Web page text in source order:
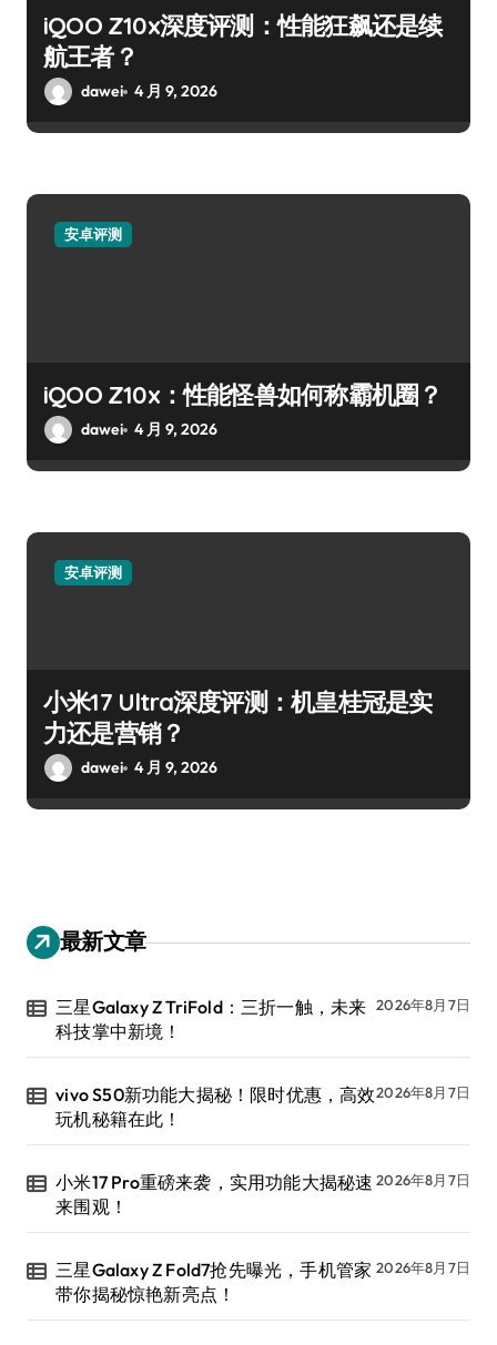
iQOO Z10x深度评测：性能狂飙还是续
航王者？
dawei 4 月 9, 2026
安卓评测
iQOO Z10x：性能怪兽如何称霸机圈？
dawei 4 月 9, 2026
安卓评测
小米17 Ultra深度评测：机皇桂冠是实
力还是营销？
dawei 4 月 9, 2026
最新文章
三星Galaxy Z TriFold：三折一触，未来
科技掌中新境！
2026年8月7日
vivo S50新功能大揭秘！限时优惠，高效
玩机秘籍在此！
2026年8月7日
小米17 Pro重磅来袭，实用功能大揭秘速
来围观！
2026年8月7日
三星Galaxy Z Fold7抢先曝光，手机管家
带你揭秘惊艳新亮点！
2026年8月7日